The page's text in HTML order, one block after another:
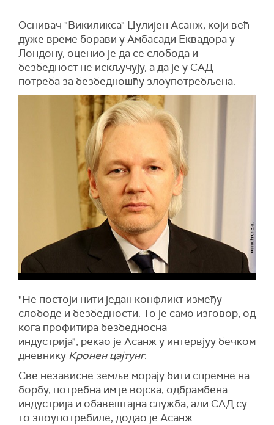
Оснивач "Викиликса" Џулијен Асанж, који већ
дуже време борави у Амбасади Еквадора у
Лондону, оценио је да се слобода и
безбедност не искључују, а да је у САД
потреба за безбедношћу злоупотребљена.
"Не постоји нити један конфликт између
слободе и безбедности. То је само изговор, од
кога профитира безбедносна
индустрија", рекао је Асанж у интервјуу бечком
дневнику Кронен цајтунг.
Све независне земље морају бити спремне на
борбу, потребна им је војска, одбрамбена
индустрија и обавештајна служба, али САД су
то злоупотребиле, додао је Асанж.